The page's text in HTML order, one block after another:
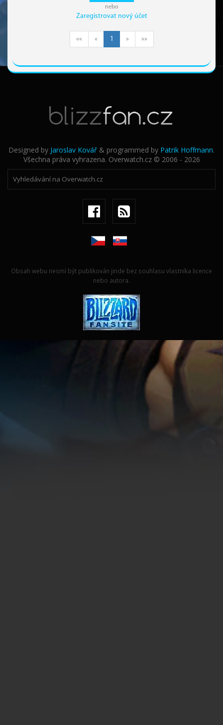
nebo
Zaregistrovat nový účet
«« « 1 » »»
Designed by Jaroslav Kovář & programmed by Patrik Hoffmann.
Všechna práva vyhrazena. Overwatch.cz © 2006 - 2026
Obsah webu nesmí být publikován jinde bez souhlasu vlastníka licence
nebo autora.